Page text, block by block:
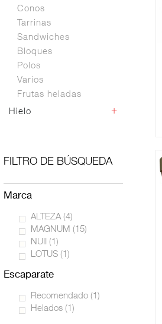
angulas
Conos
Tarrinas
Sandwiches
Bloques
Polos
Varios
Frutas heladas
Hielo
+
FILTRO DE BÚSQUEDA
marca
ALTEZA (4)
MAGNUM (15)
NUII (1)
LOTUS (1)
escaparate
Recomendado (1)
Helados (1)